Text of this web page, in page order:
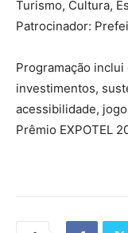
Turismo, Cultura,
Patrocinador:
Programação
investimentos,
acessibilidade,
Prêmio EXPOTEL